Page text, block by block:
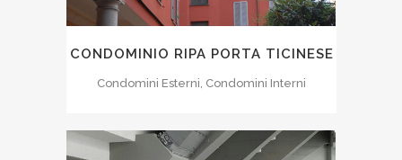
CONDOMINIO RIPA PORTA TICINESE
Condomini Esterni, Condomini Interni